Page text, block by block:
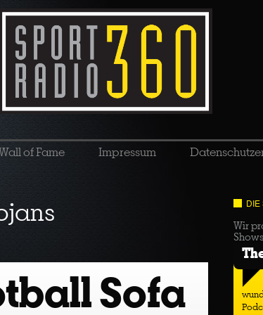
of Fame Impressum
Sofa
DIE
Wir
Shows